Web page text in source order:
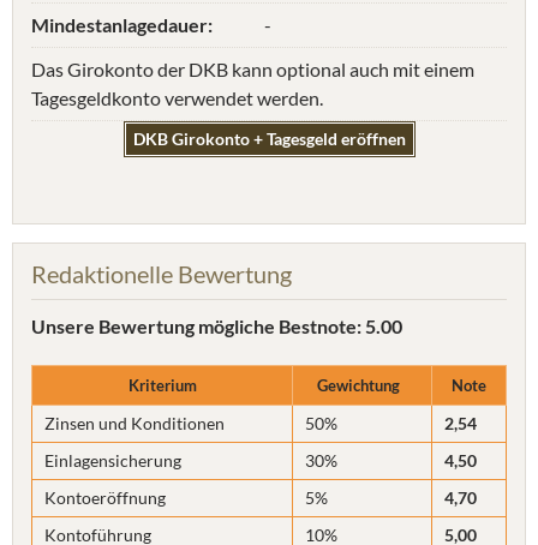
Mindestanlagedauer:
-
Das Girokonto der DKB kann optional auch mit einem
Tagesgeldkonto verwendet werden.
DKB Girokonto + Tagesgeld eröffnen
Redaktionelle Bewertung
Unsere Bewertung mögliche Bestnote: 5.00
Kriterium Gewichtung Note
Zinsen und Konditionen 50%
2,54
Einlagensicherung
30%
4,50
Kontoeröffnung
5%
4,70
Kontoführung
10%
5,00